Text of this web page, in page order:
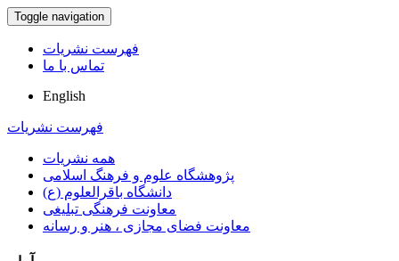
Toggle navigation
فهرست نشریات
تماس با ما
English
فهرست نشریات
همه نشریات
پژوهشگاه علوم و فرهنگ اسلامی
دانشگاه باقرالعلوم (ع)
معاونت فرهنگی تبلیغی
معاونت فضای مجازی ، هنر و رسانه